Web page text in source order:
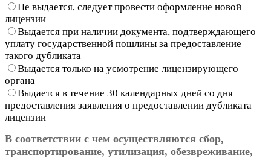
Не выдается, следует провести оформление новой
лицензии
Выдается при наличии документа, подтверждающего
уплату государственной пошлины за предоставление
такого дубликата
Выдается только на усмотрение лицензирующего
органа
Выдается в течение 30 календарных дней со дня
предоставления заявления о предоставлении дубликата
лицензии
В соответствии с чем осуществляются сбор,
транспортирование, утилизация, обезвреживание,